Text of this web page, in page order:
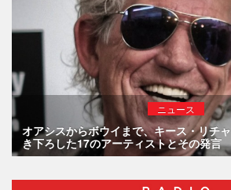
ニュース
オアシスからボウイまで、キース・リチ
き下ろした17のアーティストとその発言